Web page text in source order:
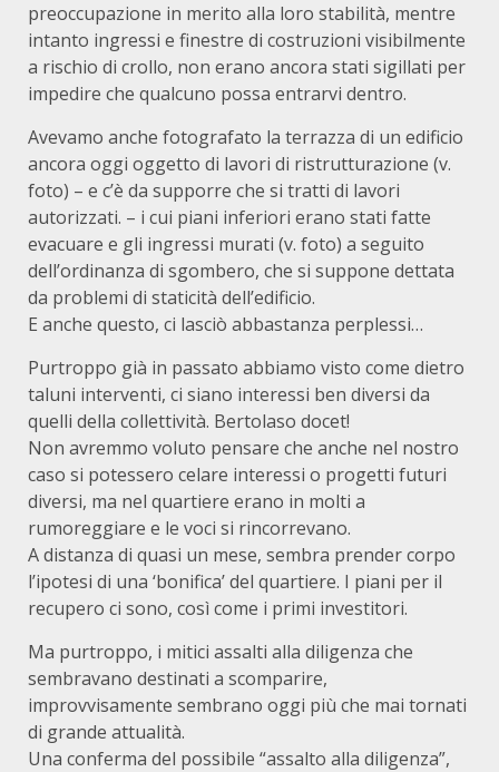
preoccupazione in merito alla loro stabilità, mentre
intanto ingressi e finestre di costruzioni visibilmente
a rischio di crollo, non erano ancora stati sigillati per
impedire che qualcuno possa entrarvi dentro.
Avevamo anche fotografato la terrazza di un edificio
ancora oggi oggetto di lavori di ristrutturazione (v.
foto) – e c’è da supporre che si tratti di lavori
autorizzati. – i cui piani inferiori erano stati fatte
evacuare e gli ingressi murati (v. foto) a seguito
dell’ordinanza di sgombero, che si suppone dettata
da problemi di staticità dell’edificio.
E anche questo, ci lasciò abbastanza perplessi…
Purtroppo già in passato abbiamo visto come dietro
taluni interventi, ci siano interessi ben diversi da
quelli della collettività. Bertolaso docet!
Non avremmo voluto pensare che anche nel nostro
caso si potessero celare interessi o progetti futuri
diversi, ma nel quartiere erano in molti a
rumoreggiare e le voci si rincorrevano.
A distanza di quasi un mese, sembra prender corpo
l’ipotesi di una ‘bonifica’ del quartiere. I piani per il
recupero ci sono, così come i primi investitori.
Ma purtroppo, i mitici assalti alla diligenza che
sembravano destinati a scomparire,
improvvisamente sembrano oggi più che mai tornati
di grande attualità.
Una conferma del possibile “assalto alla diligenza”,